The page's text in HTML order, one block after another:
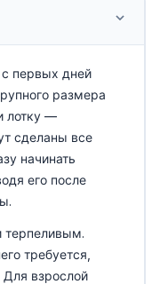
с первых дней
размера
лотку —
сделаны все
начинать
его после
терпеливым.
требуется,
Для взрослой